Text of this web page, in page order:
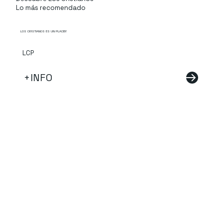
Lo más recomendado
LOS CRISTIANOS ES UN PLACER
LCP
+INFO